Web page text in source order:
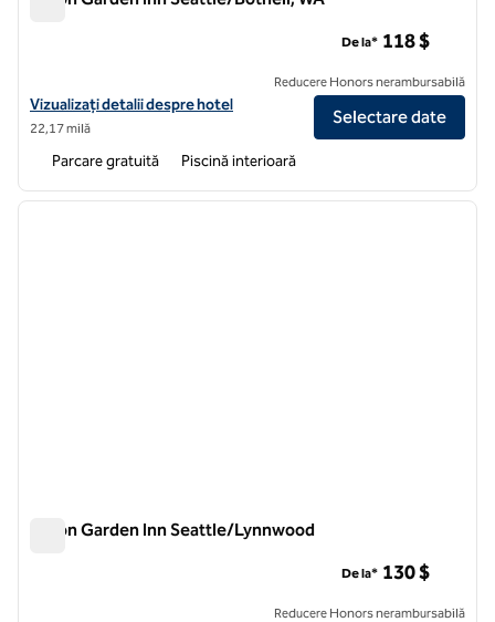
Vizualizați detaliile hotelului Hilton Garden Inn Seattle/Bothell, WA
Vizualizați detalii despre hotel
22,17 milă
De la* 118 $
Reducere Honors nerambursabilă
Selectare date
Parcare gratuită Piscină interioară
1 din 12
Hilton Garden Inn Seattle/Lynnwood
De la* 130 $
Reducere Honors nerambursabilă